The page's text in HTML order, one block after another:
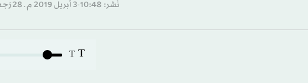
نُشر: 10:48-3 أبريل 2019 م ـ 28 رَجب 1440 هـ
T
T